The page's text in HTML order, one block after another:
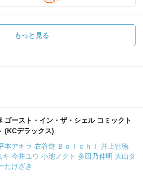
もっと見る
ゴースト・イン・ザ・シェル コミックト
(KCデラックス)
本アキラ 衣谷遊 Ｂｏｉｃｈｉ 井上智徳
キ 今井ユウ 小池ノクト 多田乃伸明 大山タ
たけざき